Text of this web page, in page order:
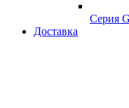
Серия
Доставка